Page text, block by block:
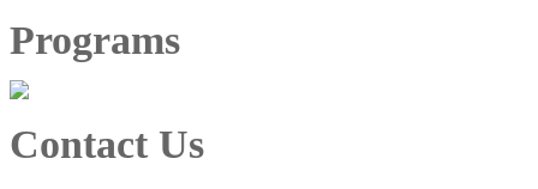
Programs
Contact Us